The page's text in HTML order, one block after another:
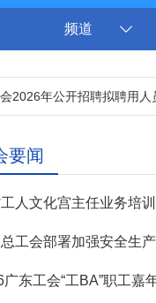
频道
年公开招聘拟聘用人员
要闻